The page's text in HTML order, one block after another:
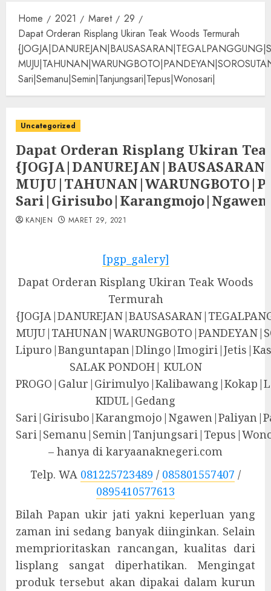
Home 2021 Maret
29
Dapat Orderan Risplang Ukiran Teak Woods Termurah
Sari|Semanu|Semin|Tanjungsari|Tepus|Wonosari|
Uncategorized
Dapat Orderan Risplang Ukiran
KANJEN MARET 29, 2021
[pgp_galery]
Dapat Orderan Risplang Ukiran Teak Woods
Termurah
SALAK PONDOH| KULON
KIDUL|Gedang
– hanya di karyaanaknegeri.com
Telp. WA 081225723489 / 085801557407 /
0895410577613
Bilah Papan ukir jati yakni keperluan yang
zaman ini sedang banyak diinginkan. Selain
memprioritaskan rancangan, kualitas dari
lisplang sangat diperhatikan. Mengingat
produk tersebut akan dipakai dalam kurun